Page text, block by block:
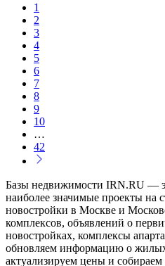
1
2
3
4
5
6
7
8
9
10
…
42
Базы недвижимости IRN.RU —
наиболее значимые проекты на
новостройки в Москве и
комплексов, объявлений о
новостройках, комплексы
обновляем информацию о
актуализируем цены и